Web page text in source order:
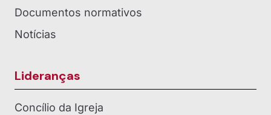
Documentos normativos
Notícias
Lideranças
Concílio da Igreja